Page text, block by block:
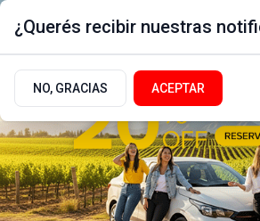
¿Querés recibir nuestras
NO, GRACIAS ACEPTAR